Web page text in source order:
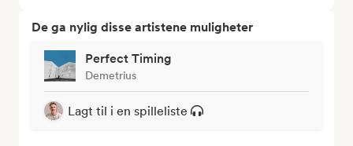
De ga nylig disse artistene muligheter
Perfect Timing
Demetrius
Lagt til i en spilleliste